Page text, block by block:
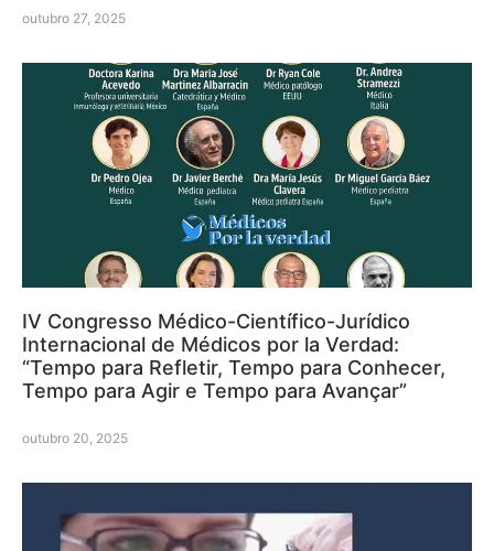
outubro 27, 2025
IV Congresso Médico-Científico-Jurídico
Internacional de Médicos por la Verdad:
“Tempo para Refletir, Tempo para Conhecer,
Tempo para Agir e Tempo para Avançar”
outubro 20, 2025